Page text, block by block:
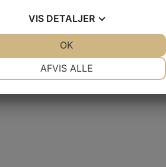
VIS DETALJER
AFVIS ALLE
OK